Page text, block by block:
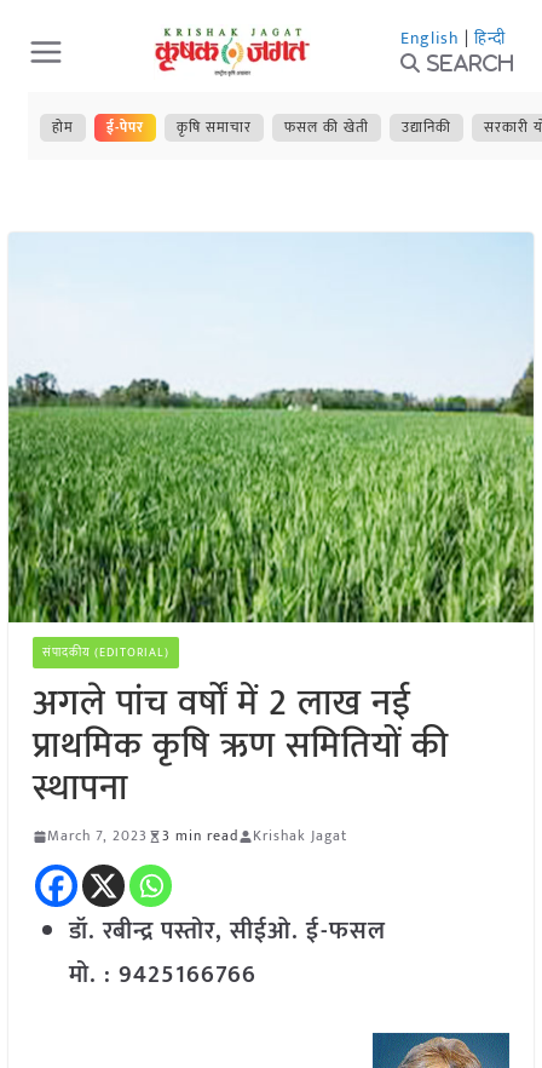
Skip
to
content
English | हिन्दी
Search
होम ई-पेपर कृषि समाचार फसल की खेती उद्यानिकी सरकारी
संपादकीय (EDITORIAL)
अगले पांच वर्षों में 2 लाख नई
प्राथमिक कृषि ऋण समितियों की
स्थापना
March 7, 2023 3 min read Krishak Jagat
डॉ. रबीन्द्र पस्तोर, सीईओ. ई-फसल
मो. : 9425166766